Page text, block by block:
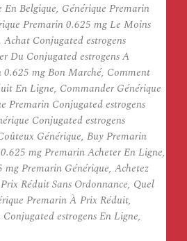
Belgique, Générique Premarin
Premarin 0.625 mg Le Moins
Conjugated estrogens
Du Conjugated estrogens A
0.625 mg Bon Marché, Comment
En Ligne, Commander Générique
Premarin Conjugated estrogens
Conjugated estrogens
Générique, Buy Premarin
mg Premarin Acheter En Ligne,
Premarin Générique, Achetez
Réduit Sans Ordonnance, Quel
Premarin À Prix Réduit,
estrogens En Ligne,